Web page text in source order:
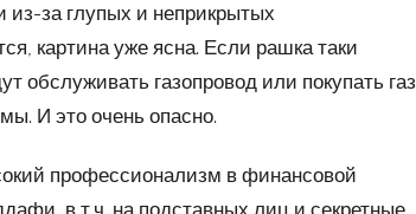
из-за глупых и неприкрытых
картина уже ясна. Если рашка таки
обслуживать газопровод или покупать газ
И это очень опасно.
профессионализм в финансовой